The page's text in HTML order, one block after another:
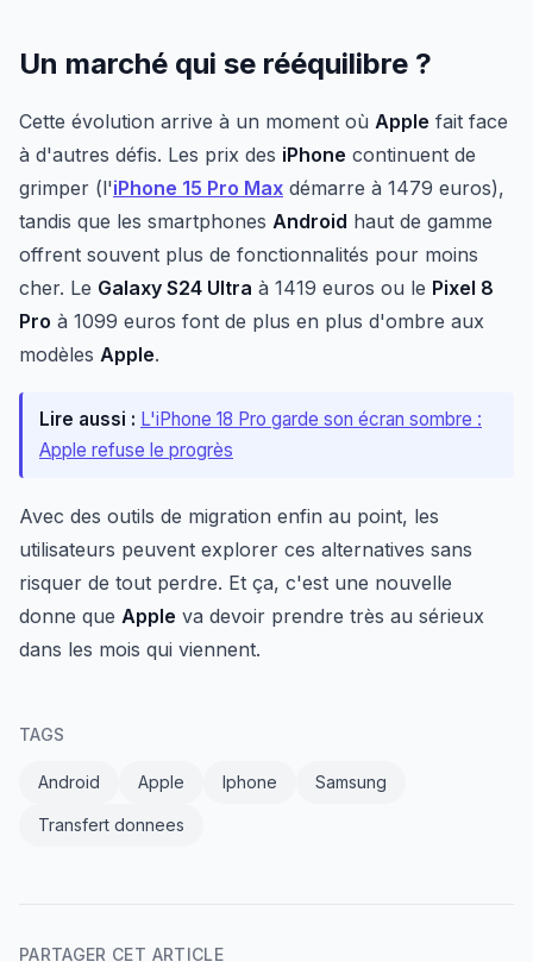
Un marché qui se rééquilibre ?
Cette évolution arrive à un moment où Apple fait face
à d'autres défis. Les prix des iPhone continuent de
grimper (l'iPhone 15 Pro Max démarre à 1479 euros),
tandis que les smartphones Android haut de gamme
offrent souvent plus de fonctionnalités pour moins
cher. Le Galaxy S24 Ultra à 1419 euros ou le Pixel 8
Pro à 1099 euros font de plus en plus d'ombre aux
modèles Apple.
Lire aussi : L'iPhone 18 Pro garde son écran sombre :
Apple refuse le progrès
Avec des outils de migration enfin au point, les
utilisateurs peuvent explorer ces alternatives sans
risquer de tout perdre. Et ça, c'est une nouvelle
donne que Apple va devoir prendre très au sérieux
dans les mois qui viennent.
TAGS
Android Apple Iphone Samsung
Transfert donnees
PARTAGER CET ARTICLE